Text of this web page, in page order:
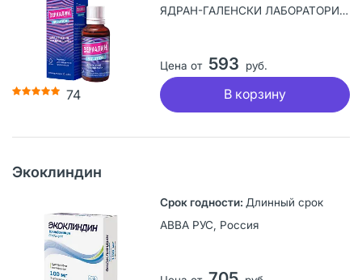
74
ЯДРАН-ГАЛЕНСКИ ЛАБОРАТОРИЙ а.о., Хорватия
Цена от 593 руб.
В корзину
Экоклиндин
Длинный срок
АВВА РУС, Россия